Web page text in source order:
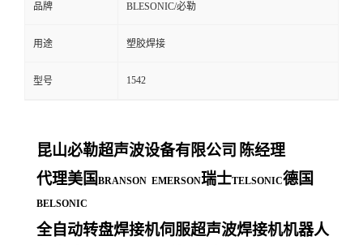
品牌 BLESONIC/必勒
用途 塑胶焊接
型号 1542
昆山必勒超声波设备有限公司 陈经理
代理美国 BRANSON EMERSON瑞士TELSONIC德国
BELSONIC
全自动转盘焊接机伺服超声波焊接机机器人